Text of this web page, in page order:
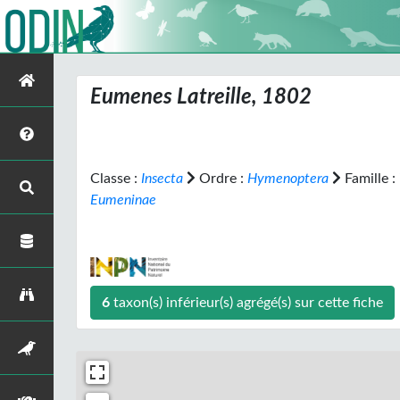
Eumenes Latreille, 1802
Classe : Insecta Ordre : Hymenoptera Famille :
Eumeninae
6 taxon(s) inférieur(s) agrégé(s) sur cette fiche